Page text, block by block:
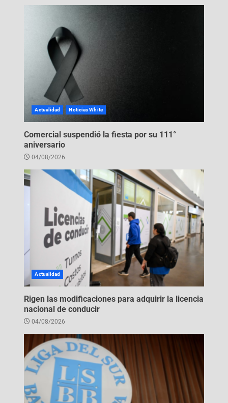
Actualidad Noticias White
Comercial suspendió la fiesta por su 111°
aniversario
04/08/2026
Actualidad
Rigen las modificaciones para adquirir la licencia
nacional de conducir
04/08/2026